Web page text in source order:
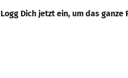
Logg Dich jetzt ein, um das ganze